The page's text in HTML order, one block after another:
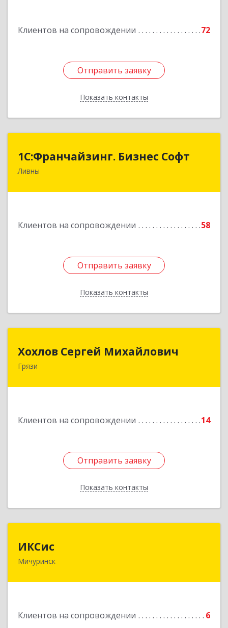
Клиентов на сопровождении 72
Отправить заявку
Показать контакты
Отправить заявку
Назад
1C:Франчайзинг. Бизнес Софт
Ливны
Клиентов на сопровождении 58
Отправить заявку
Показать контакты
1C:Франчайзинг. Бизнес Софт
303851, Орловская обл, Ливны г, Гайдара ул,
Отправить заявку
Назад
Хохлов Сергей Михайлович
Грязи
Клиентов на сопровождении 14
Отправить заявку
Показать контакты
Хохлов Сергей Михайлович
Отправить заявку
Назад
ИКСис
Мичуринск
Клиентов на сопровождении 6